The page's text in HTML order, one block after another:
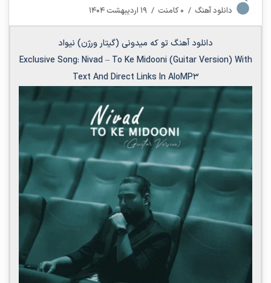
دانلود آهنگ / ۰ کامنت / ۱۹ اردیبهشت ۱۴۰۴
دانلود آهنگ تو که میدونی (گیتار ورژن) نیواد
Exclusive Song: Nivad– To Ke Midooni (Guitar Version) With
Text And Direct Links In AloMP3